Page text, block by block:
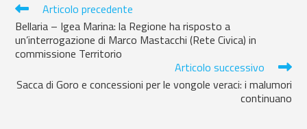
Articolo precedente
Bellaria – Igea Marina: la Regione ha risposto a
un’interrogazione di Marco Mastacchi (Rete Civica) in
commissione Territorio
Articolo successivo
Sacca di Goro e concessioni per le vongole veraci: i malumori
continuano